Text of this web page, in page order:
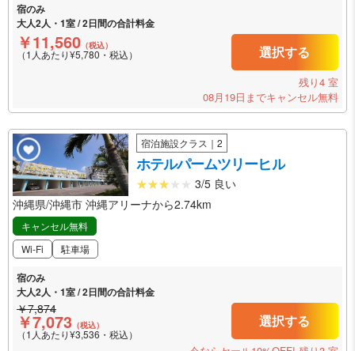
宿のみ
大人2人・1室 / 2日間の合計料金
￥11,560 （税込）
（1人あたり¥5,780・税込） 選択する
残り4 室
08月19日までキャンセル無料
宿泊施設クラス｜2
ホテルパームツリーヒル
3/5 良い
沖縄県/沖縄市 沖縄アリーナから2.74km
キャンセル無料
Wi-Fi
駐車場
宿のみ
大人2人・1室 / 2日間の合計料金
￥7,874
￥7,073 （税込）
（1人あたり¥3,536・税込）
選択する